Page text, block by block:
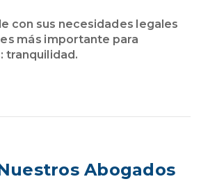
con sus necesidades legales
más importante para
tranquilidad.
Abogados